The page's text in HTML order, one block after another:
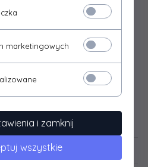
są wysokiej jakości farbami
pełną, żywą kolorystyką,
rozcieńczalnością i szybkim
jest nietoksyczna i nie posiada
12 ml farby.
marketingowych
i zamknij
wszystkie